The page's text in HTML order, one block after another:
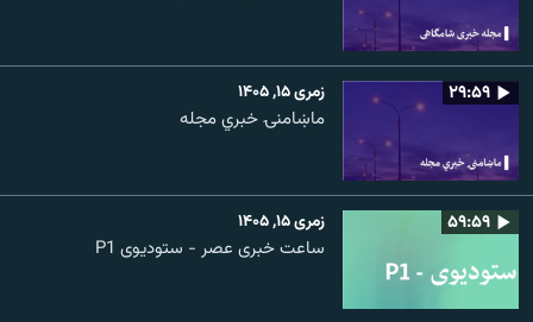
۲۹:۵۹ زمری ۱۵, ۱۴۰۵
ماښامنۍ خبري مجله
۵۹:۵۹ زمری ۱۵, ۱۴۰۵
ساعت خبری عصر - ستودیوی P1